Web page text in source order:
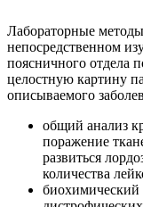
Лабораторные
непосредственном
поясничного отдела
целостную картину
описываемого
общий анализ
поражение
развиться
количества
биохимический